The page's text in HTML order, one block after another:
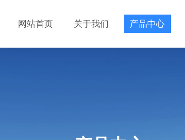
网站首页 关于我们 产品中心